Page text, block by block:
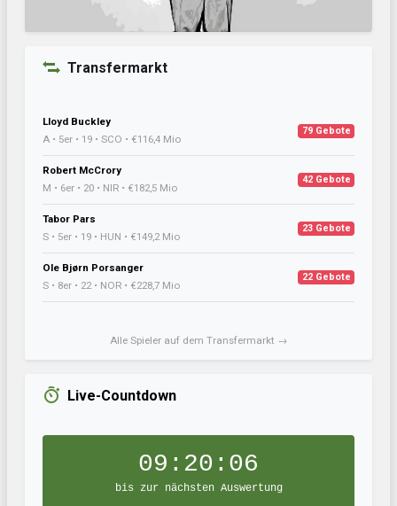
Transfermarkt
Lloyd Buckley
A • 5er • 19 • SCO • €116,4 Mio
79 Gebote
Robert McCrory
M • 6er • 20 • NIR • €182,5 Mio
42 Gebote
Tabor Pars
S • 5er • 19 • HUN • €149,2 Mio
23 Gebote
Ole Bjørn Porsanger
S • 8er • 22 • NOR • €228,7 Mio
22 Gebote
Alle Spieler auf dem Transfermarkt →
Live-Countdown
09:20:06
bis zur nächsten Auswertung